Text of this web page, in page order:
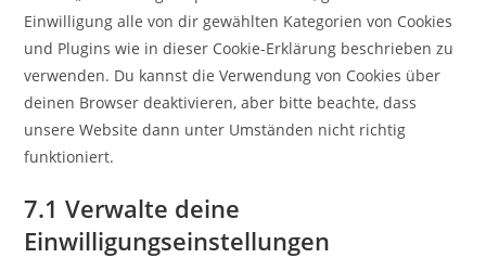
Einwilligung alle von dir gewählten Kategorien von Cookies
und Plugins wie in dieser Cookie-Erklärung beschrieben zu
verwenden. Du kannst die Verwendung von Cookies über
deinen Browser deaktivieren, aber bitte beachte, dass
unsere Website dann unter Umständen nicht richtig
funktioniert.
7.1 Verwalte deine
Einwilligungseinstellungen